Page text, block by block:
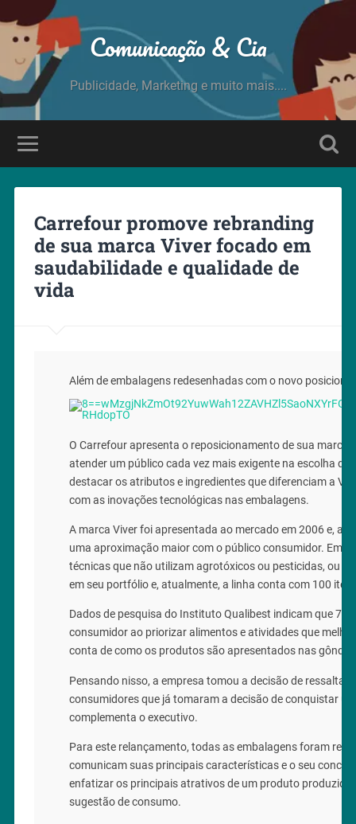
Comunicação & Cia
Publicidade, Marketing e muito mais....
Carrefour promove rebranding
de sua marca Viver focado em
saudabilidade e qualidade de
vida
Além de embalagens redesenhadas com o novo
O Carrefour apresenta o reposicionamento de sua
atender um público cada vez mais exigente na escolha
destacar os atributos e ingredientes que diferenciam a
com as inovações tecnológicas nas embalagens.
A marca Viver foi apresentada ao mercado em 2006 e,
uma aproximação maior com o público consumidor. Em
técnicas que não utilizam agrotóxicos ou pesticidas, ou a
em seu portfólio e, atualmente, a linha conta com 100
Dados de pesquisa do Instituto Qualibest indicam que
consumidor ao priorizar alimentos e atividades que
conta de como os produtos são apresentados nas
Pensando nisso, a empresa tomou a decisão de
consumidores que já tomaram a decisão de conquistar
complementa o executivo.
Para este relançamento, todas as embalagens foram
comunicam suas principais características e o seu
enfatizar os principais atrativos de um produto produzido
sugestão de consumo.